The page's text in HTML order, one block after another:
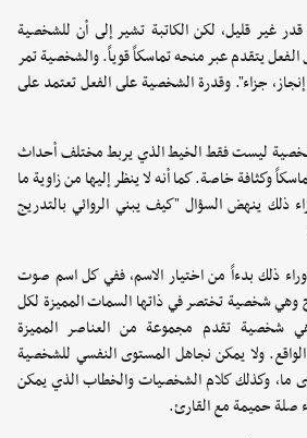
غير قليل، لكن الكاتبة تشير إلى أن للشخصية
يتقدم عبر منحه تماسكاً قوياً. والشخصية تمر
جزاء". وقدرة الشخصية على الفعل تعتمد على
ليست فقط الخيط الذي يربط مختلف أحداث
وكثافة خاصة. كما أنه لا ينظر إليها من زاوية ما
ذلك ينهض السؤال "كيف يبني الروائي بالتدريج
ذلك بدءاً من اختيار الاسم، ففي كل اسم صوت
وهي شخصية تختصر في ذاتها السمات المميزة لكل
شخصية تقدم مجموعة من العناصر المميزة
ولا يمكن نجاهل المستوى النفسي للشخصية
ما، وكذلك كلام الشخصيات والخطاب الذي يمكن
صلة حميمة مع القارئ.